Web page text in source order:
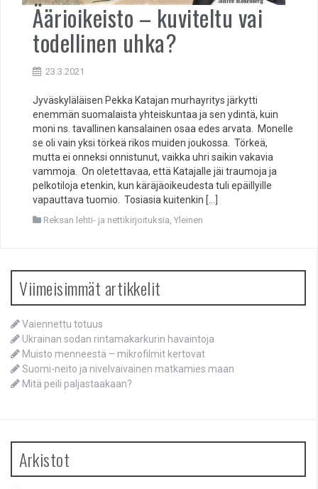
Äärioikeisto – kuviteltu vai
todellinen uhka?
23.3.2021
Jyväskyläläisen Pekka Katajan murhayritys järkytti
enemmän suomalaista yhteiskuntaa ja sen ydintä, kuin
moni ns. tavallinen kansalainen osaa edes arvata. Monelle
se oli vain yksi törkeä rikos muiden joukossa. Törkeä,
mutta ei onneksi onnistunut, vaikka uhri saikin vakavia
vammoja. On oletettavaa, että Katajalle jäi traumoja ja
pelkotiloja etenkin, kun käräjäoikeudesta tuli epäillyille
vapauttava tuomio. Tosiasia kuitenkin […]
Reksan lehti- ja nettikirjoituksia, Yleinen
Viimeisimmät artikkelit
Vaiennettu totuus
Ukrainan sodan rintamakarkurin havaintoja
Muisto menneestä – mikrofilmit kertovat
Suomi-neito ja nivelvaivainen matkamies maan
Mitä peili paljastaakaan?
Arkistot